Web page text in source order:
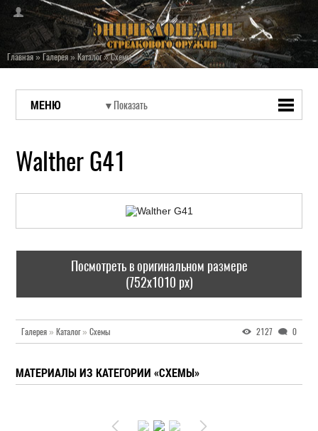
Главная»Галерея»Каталог»Схемы
МЕНЮ
Walther G41
Посмотреть в оригинальном размере
(752x1010 px)
Галерея » Каталог» Схемы 2127 0
МАТЕРИАЛЫ ИЗ КАТЕГОРИИ «СХЕМЫ»